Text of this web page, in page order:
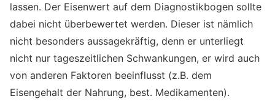
lassen. Der Eisenwert auf dem Diagnostikbogen sollte
dabei nicht überbewertet werden. Dieser ist nämlich
nicht besonders aussagekräftig, denn er unterliegt
nicht nur tageszeitlichen Schwankungen, er wird auch
von anderen Faktoren beeinflusst (z.B. dem
Eisengehalt der Nahrung, best. Medikamenten).